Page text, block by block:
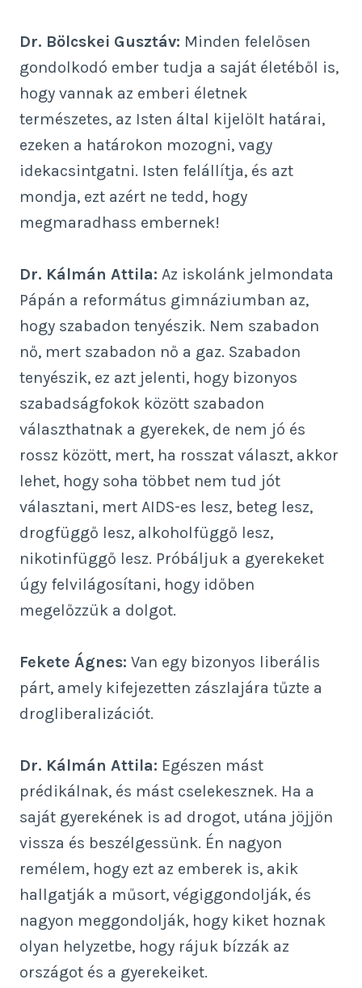
Dr. Bölcskei Gusztáv: Minden felelősen
gondolkodó ember tudja a saját életéből is,
hogy vannak az emberi életnek
természetes, az Isten által kijelölt határai,
ezeken a határokon mozogni, vagy
idekacsintgatni. Isten felállítja, és azt
mondja, ezt azért ne tedd, hogy
megmaradhass embernek!
Dr. Kálmán Attila: Az iskolánk jelmondata
Pápán a református gimnáziumban az,
hogy szabadon tenyészik. Nem szabadon
nő, mert szabadon nő a gaz. Szabadon
tenyészik, ez azt jelenti, hogy bizonyos
szabadságfokok között szabadon
választhatnak a gyerekek, de nem jó és
rossz között, mert, ha rosszat választ, akkor
lehet, hogy soha többet nem tud jót
választani, mert AIDS-es lesz, beteg lesz,
drogfüggő lesz, alkoholfüggő lesz,
nikotinfüggő lesz. Próbáljuk a gyerekeket
úgy felvilágosítani, hogy időben
megelőzzük a dolgot.
Fekete Ágnes: Van egy bizonyos liberális
párt, amely kifejezetten zászlajára tűzte a
drogliberalizációt.
Dr. Kálmán Attila: Egészen mást
prédikálnak, és mást cselekesznek. Ha a
saját gyerekének is ad drogot, utána jöjjön
vissza és beszélgessünk. Én nagyon
remélem, hogy ezt az emberek is, akik
hallgatják a műsort, végiggondolják, és
nagyon meggondolják, hogy kiket hoznak
olyan helyzetbe, hogy rájuk bízzák az
országot és a gyerekeiket.